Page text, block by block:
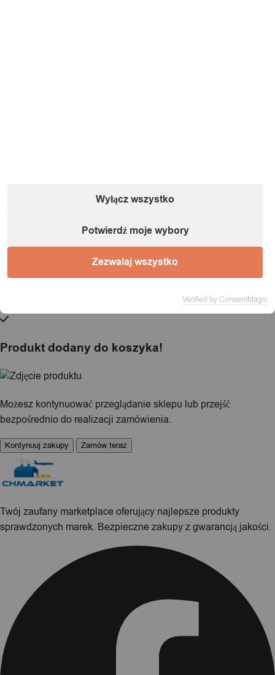
powiadomienia@itimport.pl
Informacje o bezpieczeństwie produktu (kliknij)
Produkt dodany do koszyka!
Możesz kontynuować przeglądanie sklepu lub przejść
bezpośrednio do realizacji zamówienia.
Kontynuuj zakupy Zamów teraz
Twój zaufany marketplace oferujący najlepsze produkty
sprawdzonych marek. Bezpieczne zakupy z gwarancją jakości.
Wyłącz wszystko
Potwierdź moje wybory
Zezwalaj wszystko
Verified by ConsentMagic